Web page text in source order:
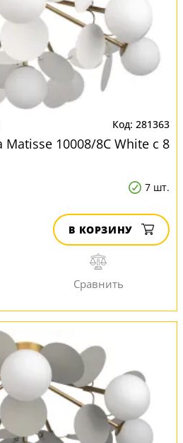
281363
10008/8C White с 8
7 шт.
В КОРЗИНУ